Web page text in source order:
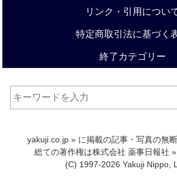
リンク・引用につい
特定商取引法に基づく
終了カテゴリー
yakuji.co.jp » に掲載の記事・写真の無
総ての著作権は株式会社 薬事日報社
(C) 1997-2026 Yakuji Nippo,